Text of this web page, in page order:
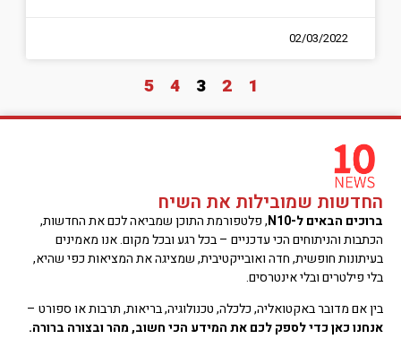
02/03/2022
1
2
3
4
5
החדשות שמובילות את השיח
ברוכים הבאים ל-N10
, פלטפורמת התוכן שמביאה לכם את החדשות,
הכתבות והניתוחים הכי עדכניים – בכל רגע ובכל מקום. אנו מאמינים
בעיתונות חופשית, חדה ואובייקטיבית, שמציגה את המציאות כפי שהיא,
בלי פילטרים ובלי אינטרסים.
בין אם מדובר באקטואליה, כלכלה, טכנולוגיה, בריאות, תרבות או ספורט –
אנחנו כאן כדי לספק לכם את המידע הכי חשוב, מהר ובצורה ברורה.